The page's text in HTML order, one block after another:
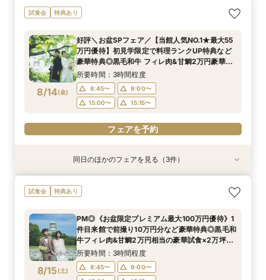
8/13( 木)
【料理重視の方へおすすめ】組数限定◆グラン
シェフ豊後昌幸が手掛ける黒毛和牛etc2万円相
所要時間：3時間程度
8:45〜
9:00〜
15:00〜
15:15〜
フェアを予約
8/13( 木)
【当館人気NO.1★最大55万円優待】甘鯛&黒毛和
牛など豪華試食×大阪城を望む庭園&迎賓館を見
典付きBIGフェア
所要時間：3時間程度
8:45〜
9:00〜
15:00〜
15:15〜
フェアを予約
8/13( 木)
ガーデン挙式丸わかり◎2万坪の庭園満喫×オリ
ジナルウェディング庭園&会場見学×国産和牛
所要時間：3時間程度
8:45〜
9:00〜
15:00〜
15:15〜
フェアを予約
試食会 特典あり
8/14(金)
好評＼お盆SPフェア／【当館人気NO.1★最大55
万円優待】初見学限定で料理ランクUP特典など
豪華特典◎黒毛和牛 フィレ肉&甘鯛2万円豪華試
食 非公開茶室で和抹茶体験 庭園+迎賓館の見学
ツアー
所要時間：3時間程度
8:45〜
9:00〜
15:00〜
15:15〜
フェアを予約
特典あり
8/14(金)
【料理重視の方へおすすめ】組数限定◆グラン
シェフ豊後昌幸が手掛ける黒毛和牛etc2万円相
所要時間：3時間程度
8:45〜
9:00〜
15:00〜
15:15〜
フェアを予約
特典あり
8/14(金)
【神社式相談フェア】提携有名神社紹介!AM来館
で本番さながらの披露宴体験 国産 和牛フィレ肉
分特典>
所要時間：3時間程度
8:45〜
9:00〜
15:00〜
15:15〜
フェアを予約
特典あり
8/14(金)
ガーデン挙式丸わかり◎2万坪の庭園満喫×オリ
ジナルウェディング庭園&会場見学×国産和牛
所要時間：3時間程度
8:45〜
9:00〜
15:00〜
15:15〜
フェアを予約
同日のほかのフェアを見る（3件）
試食会 特典あり
8/15(土)
PM◎《お盆限定プレミアム最大100万円優待》1
件目来館で前撮り10万円分など豪華特典◎黒毛和
牛フィレ肉&甘鯛2万円相当の豪華試食×2万坪の
庭園+迎賓館の見学ツアー
所要時間：3時間程度
8:45〜
9:00〜